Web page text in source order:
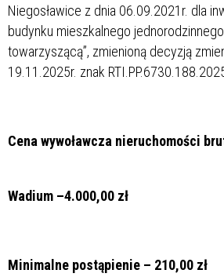
Niegosławice z dnia 06.09.2021r. dla
budynku mieszkalnego
towarzyszącą”, zmienioną decyzją
19.11.2025r. znak
Cena wywoławcza nieruchomości
Wadium –4.000,00 zł
Minimalne postąpienie – 210,00 zł